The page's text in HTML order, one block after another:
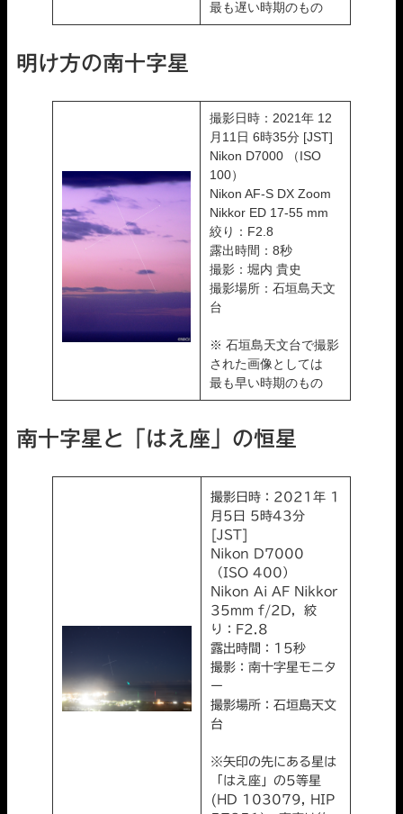
最も遅い時期のもの
明け方の南十字星
撮影日時：2021年 12
月11日 6時35分 [JST]
Nikon D7000 （ISO
100）
Nikon AF-S DX Zoom
Nikkor ED 17-55 mm
絞り：F2.8
露出時間：8秒
撮影：堀内 貴史
撮影場所：石垣島天文
台
※ 石垣島天文台で撮影
された画像としては
最も早い時期のもの
南十字星と「はえ座」の恒星
撮影日時：2021年 1
月5日 5時43分
[JST]
Nikon D7000
（ISO 400）
Nikon Ai AF Nikkor
35mm f/2D，絞
り：F2.8
露出時間：15秒
撮影：南十字星モニタ
ー
撮影場所：石垣島天文
台
※矢印の先にある星は
「はえ座」の5等星
(HD 103079, HIP